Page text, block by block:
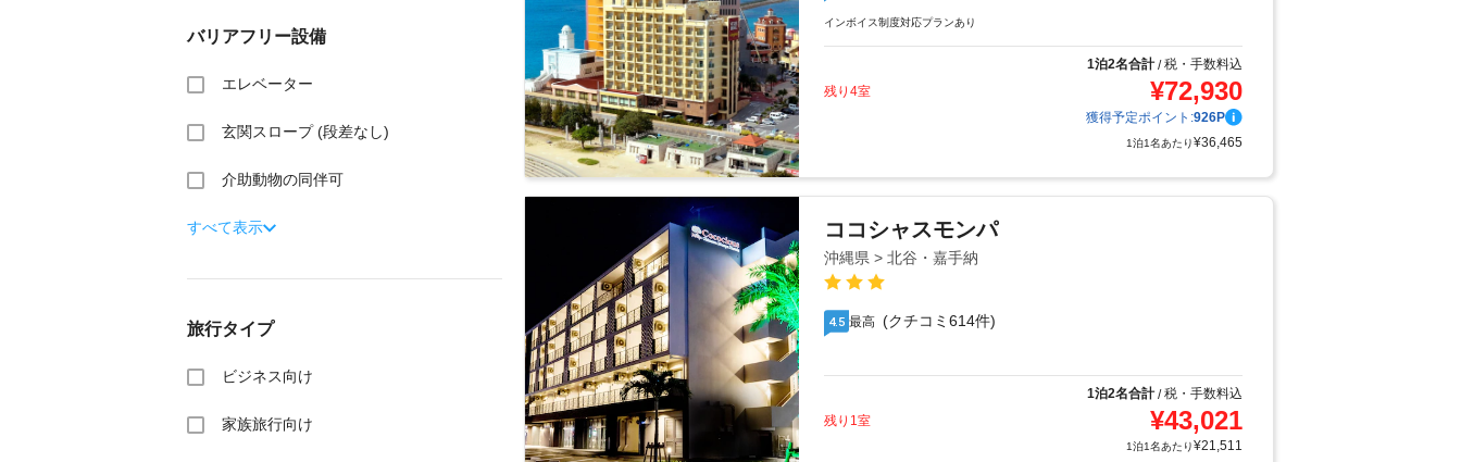
バリアフリー設備
エレベーター
玄関スロープ (段差なし)
介助動物の同伴可
すべて表示
旅行タイプ
ビジネス向け
家族旅行向け
インボイス制度対応プランあり
1泊2名合計/税・手数料込
残り4室
¥72,930
獲得予定ポイント:926P
1泊1名あたり¥36,465
ココシャスモンパ
沖縄県 > 北谷・嘉手納
4.5 最高 (クチコミ614件)
1泊2名合計/税・手数料込
残り1室
¥43,021
1泊1名あたり¥21,511